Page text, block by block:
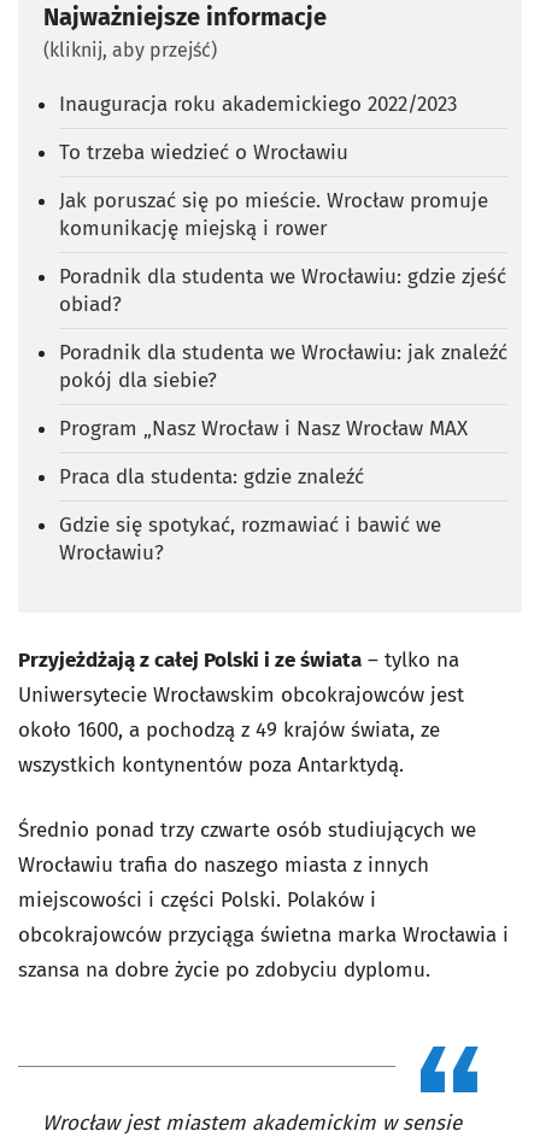
Najważniejsze informacje
(kliknij, aby przejść)
Inauguracja roku akademickiego 2022/2023
To trzeba wiedzieć o Wrocławiu
Jak poruszać się po mieście. Wrocław promuje
komunikację miejską i rower
Poradnik dla studenta we Wrocławiu: gdzie zjeść
obiad?
Poradnik dla studenta we Wrocławiu: jak znaleźć
pokój dla siebie?
Program „Nasz Wrocław i Nasz Wrocław MAX
Praca dla studenta: gdzie znaleźć
Gdzie się spotykać, rozmawiać i bawić we
Wrocławiu?
Przyjeżdżają z całej Polski i ze świata – tylko na
Uniwersytecie Wrocławskim obcokrajowców jest
około 1600, a pochodzą z 49 krajów świata, ze
wszystkich kontynentów poza Antarktydą.
Średnio ponad trzy czwarte osób studiujących we
Wrocławiu trafia do naszego miasta z innych
miejscowości i części Polski. Polaków i
obcokrajowców przyciąga świetna marka Wrocławia i
szansa na dobre życie po zdobyciu dyplomu.
Wrocław jest miastem akademickim w sensie